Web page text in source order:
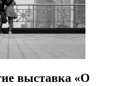
выставка «О